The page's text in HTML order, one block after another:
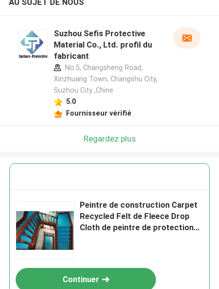
AU SUJET DE NOUS
Suzhou Sefis Protective
Material Co., Ltd. profil du
fabricant
No.5, Changsheng Road,
Xinzhuang Town, Changshu City,
Suzhou City ,Chine
5.0
Fournisseur vérifié
Regardez plus
Peintre de construction Carpet
Recycled Felt de Fleece Drop
Cloth de peintre de protection
Continuer